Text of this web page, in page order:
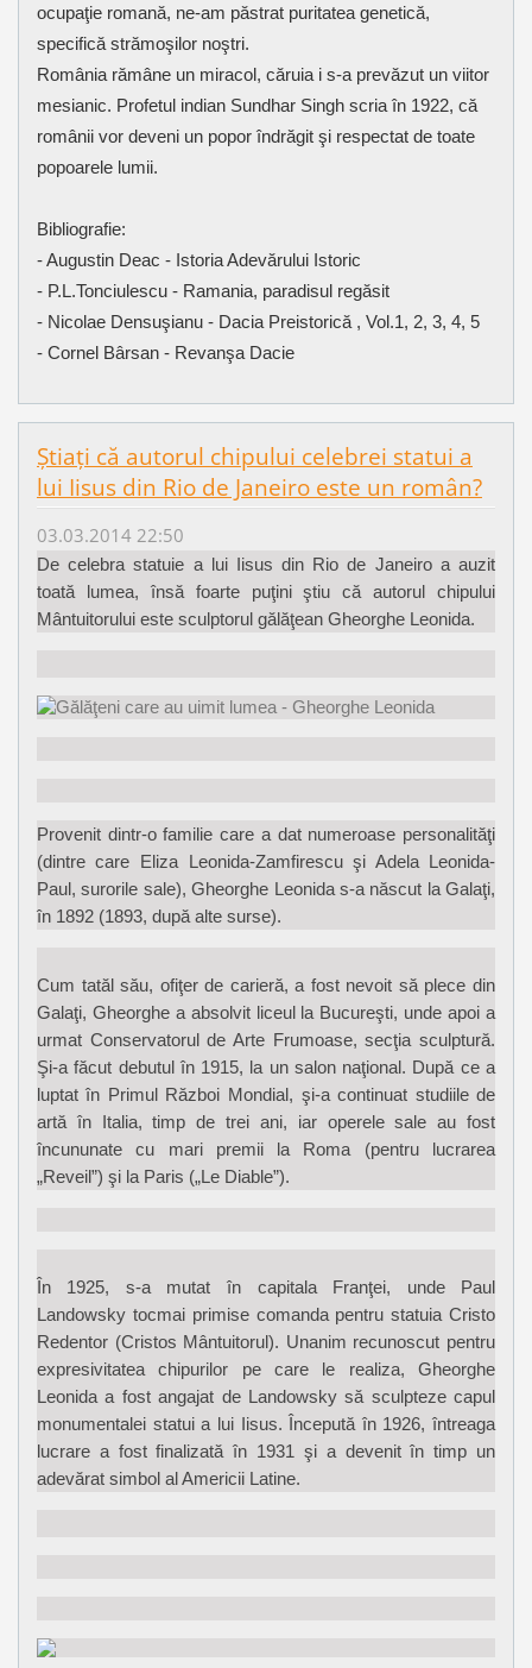
ocupaţie romană, ne-am păstrat puritatea genetică,
specifică strămoşilor noştri.
România rămâne un miracol, căruia i s-a prevăzut un viitor
mesianic. Profetul indian Sundhar Singh scria în 1922, că
românii vor deveni un popor îndrăgit şi respectat de toate
popoarele lumii.
Bibliografie:
- Augustin Deac - Istoria Adevărului Istoric
- P.L.Tonciulescu - Ramania, paradisul regăsit
- Nicolae Densuşianu - Dacia Preistorică , Vol.1, 2, 3, 4, 5
- Cornel Bârsan - Revanşa Dacie
Știați că autorul chipului celebrei statui a
lui Iisus din Rio de Janeiro este un român?
03.03.2014 22:50
De celebra statuie a lui Iisus din Rio de Janeiro a auzit
toată lumea, însă foarte puţini ştiu că autorul chipului
Mântuitorului este sculptorul gălăţean Gheorghe Leonida.
Provenit dintr-o familie care a dat numeroase personalităţi
(dintre care Eliza Leonida-Zamfirescu şi Adela Leonida-
Paul, surorile sale), Gheorghe Leonida s-a născut la Galaţi,
în 1892 (1893, după alte surse).
Cum tatăl său, ofiţer de carieră, a fost nevoit să plece din
Galaţi, Gheorghe a absolvit liceul la Bucureşti, unde apoi a
urmat Conservatorul de Arte Frumoase, secţia sculptură.
Şi-a făcut debutul în 1915, la un salon naţional. După ce a
luptat în Primul Război Mondial, şi-a continuat studiile de
artă în Italia, timp de trei ani, iar operele sale au fost
încununate cu mari premii la Roma (pentru lucrarea
„Reveil”) şi la Paris („Le Diable”).
În 1925, s-a mutat în capitala Franţei, unde Paul
Landowsky tocmai primise comanda pentru statuia Cristo
Redentor (Cristos Mântuitorul). Unanim recunoscut pentru
expresivitatea chipurilor pe care le realiza, Gheorghe
Leonida a fost angajat de Landowsky să sculpteze capul
monumentalei statui a lui Iisus. Începută în 1926, întreaga
lucrare a fost finalizată în 1931 şi a devenit în timp un
adevărat simbol al Americii Latine.